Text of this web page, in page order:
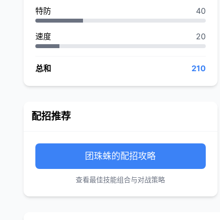
特防 40
速度 20
总和 210
配招推荐
团珠蛛的配招攻略
查看最佳技能组合与对战策略